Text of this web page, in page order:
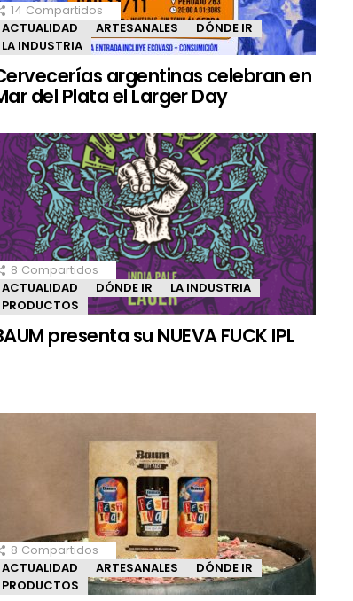
14 Compartidos
ACTUALIDAD
ARTESANALES
DÓNDE IR
LA INDUSTRIA
argentinas celebran en
del Plata el Larger Day
8 Compartidos
ACTUALIDAD
DÓNDE IR
LA INDUSTRIA
PRODUCTOS
presenta su NUEVA FUCK IPL
8 Compartidos
ACTUALIDAD
ARTESANALES
DÓNDE IR
PRODUCTOS